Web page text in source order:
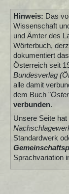
Hinweis: Das
Wissenschaft
und Ämter des
Wörterbuch,
dokumentiert
Österreich seit
Bundesverlag
alle damit
dem Buch "
verbunden.
Unsere Seite
Standardwerk
Sprachvariation